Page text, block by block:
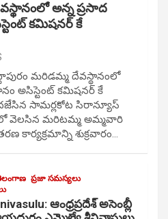
అన్న ప్రసాద
కమిషనర్ కే
మరిడమ్మ దేవస్థానంలో
అసిస్టెంట్ కమిషనర్ కే
సామర్లకోట సిరాన్యూస్
వెలసిన మరిటమ్మ అమ్మవారి
కార్యక్రమాన్ని శుక్రవారం…
ప్రజా సమస్యలు
ఆంధ్రప్రదేశ్ అసెంబ్లీ